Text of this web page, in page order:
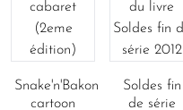
Snake'n'Bakon
cartoon
Soldes fin
de série